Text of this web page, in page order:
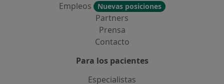
Empleos
Nuevas posiciones
Partners
Prensa
Contacto
Para los pacientes
Especialistas